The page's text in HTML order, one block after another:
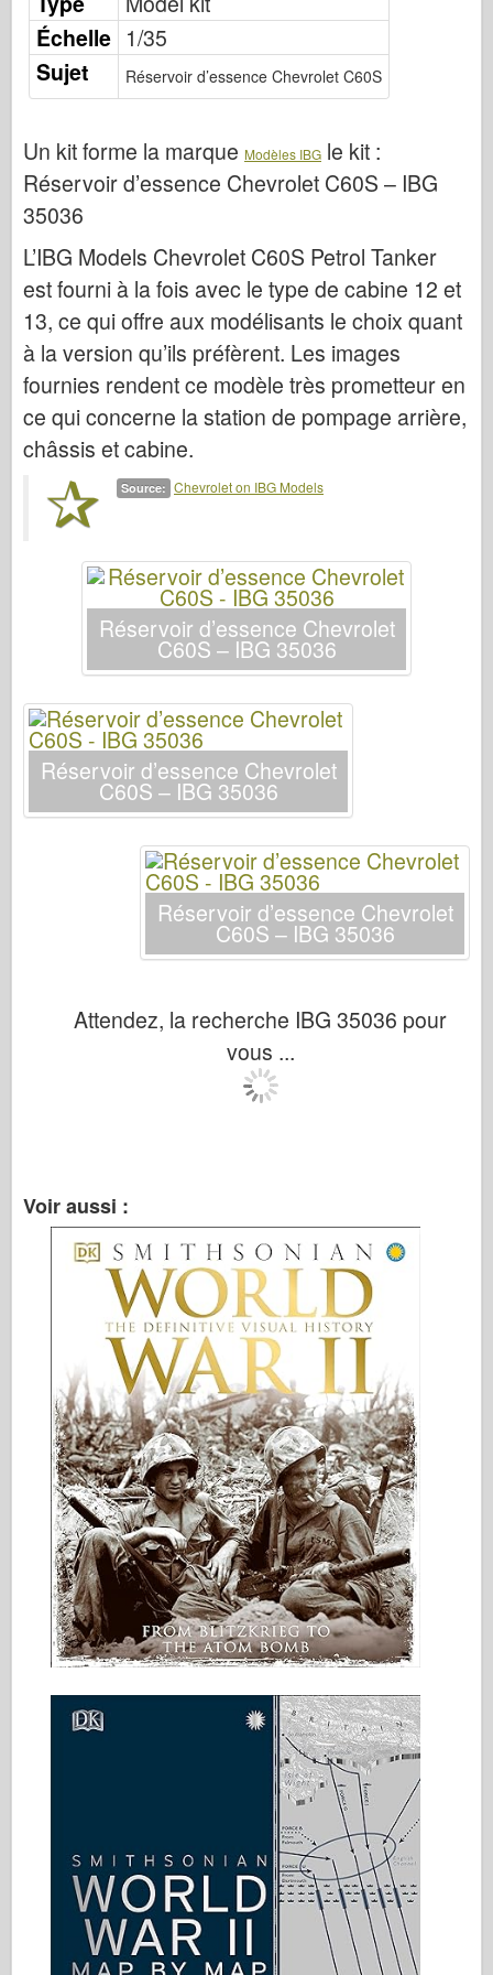
Éditions Osprey
Signal de l’escadron
TankPower (TankPower)
Waffen-Arsenal
Wydawnictwo Militaria
Maquettes (Maquettes)
Académie
Modèles Ace
AFV Club
Airfix
Force aérienne
Bronco
Dnepromodel Dnepromodel
Dragon
Modèle E.T.
Moules fins
Forces de bravoure
FriulModel FriulModel
Hasegawa
HobbyBoss
Modèles IBG
Légende
Zvezda
Albums-Photos
Se promener
Contact
le Journal
Les kits
Échelle 1/35
Sujet
Réservoir d’essence Chevrolet C60S
Un kit forme la marque Modèles IBG le kit :
Réservoir d’essence Chevrolet C60S – IBG
35036
L’IBG Models Chevrolet C60S Petrol Tanker
est fourni à la fois avec le type de cabine 12 et
13, ce qui offre aux modélisants le choix quant
à la version qu’ils préfèrent. Les images
fournies rendent ce modèle très prometteur en
ce qui concerne la station de pompage arrière,
châssis et cabine.
Source: Chevrolet on IBG Models
Réservoir d’essence Chevrolet
C60S – IBG 35036
Réservoir d’essence Chevrolet
C60S – IBG 35036
Réservoir d’essence Chevrolet
C60S – IBG 35036
Attendez, la recherche IBG 35036 pour
vous ...
Voir aussi :